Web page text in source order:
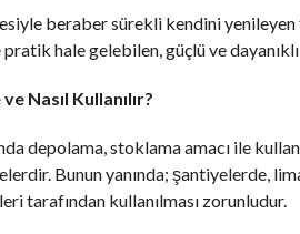
beraber sürekli kendini
hale gelebilen, güçlü ve
Nasıl Kullanılır?
depolama, stoklama amacı ile
Bunun yanında; şantiyelerde,
tarafından kullanılması zorunludur.